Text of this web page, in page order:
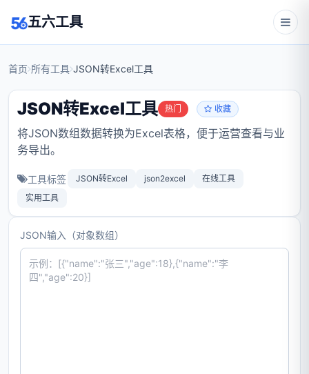
五六工具
首页 所有工具 JSON转Excel工具
JSON转Excel工具 热门 收藏
将JSON数组数据转换为Excel表格，便于运营查看与业
务导出。
工具标签 JSON转Excel json2excel
在线工具
实用工具
JSON输入（对象数组）